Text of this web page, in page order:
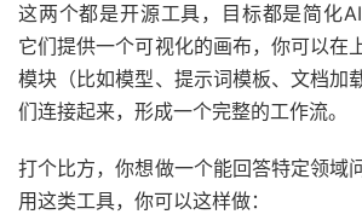
这两个都是开源工具，目标都是简化AI
它们提供一个可视化的画布，你可以在
模块（比如模型、提示词模板、文档加
们连接起来，形成一个完整的工作流。
打个比方，你想做一个能回答特定领域
用这类工具，你可以这样做：